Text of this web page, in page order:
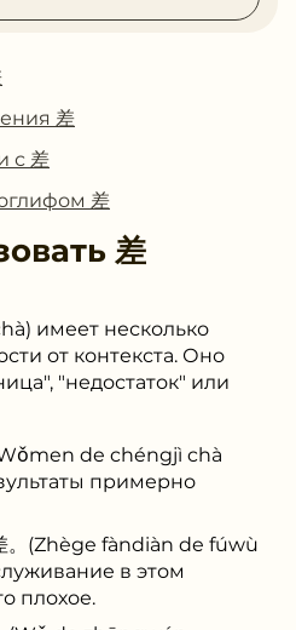
差
с 差
差
差
имеет несколько
от контекста. Оно
"недостаток" или
de chéngjì chà
примерно
。(Zhège fàndiàn de fúwù
в этом
плохое.